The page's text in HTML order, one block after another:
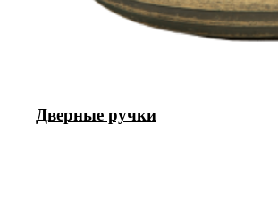
Дверные ручки